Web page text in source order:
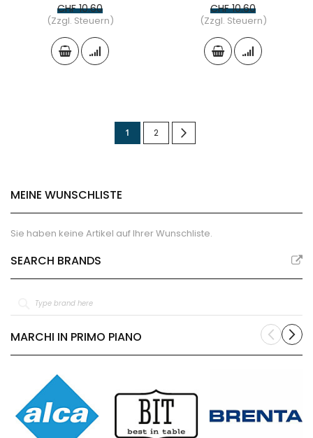
CHF 10.60
(Zzgl. Steuern)
CHF 10.60
(Zzgl. Steuern)
Seite
Sie
Seite
1 Seite
2
MEINE WUNSCHLISTE
Sie haben keine Artikel auf Ihrer Wunschliste.
SEARCH BRANDS
MARCHI IN PRIMO PIANO